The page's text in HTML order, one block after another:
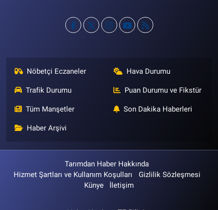
Nöbetçi Eczaneler Hava Durumu
Trafik Durumu Puan Durumu ve Fikstür
Tüm Manşetler Son Dakika Haberleri
Haber Arşivi
Tarımdan Haber Hakkında
Hizmet Şartları ve Kullanım Koşulları
Gizlilik Sözleşmesi
Künye
İletişim